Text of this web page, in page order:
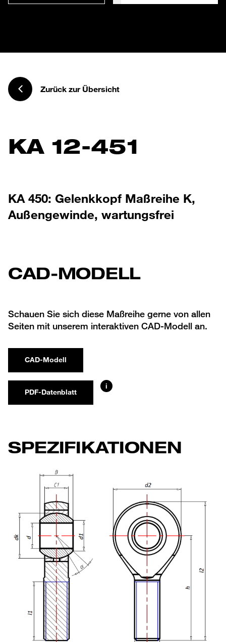
Zurück zur Übersicht
KA 12-451
KA 450: Gelenkkopf Maßreihe K,
Außengewinde, wartungsfrei
CAD-MODELL
Schauen Sie sich diese Maßreihe gerne von allen
Seiten mit unserem interaktiven CAD-Modell an.
CAD-Modell
PDF-Datenblatt
i
SPEZIFIKATIONEN